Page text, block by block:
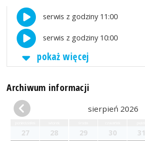
serwis z godziny 11:00
serwis z godziny 10:00
pokaż więcej
Archiwum informacji
sierpień 2026
27 28 29 30 31